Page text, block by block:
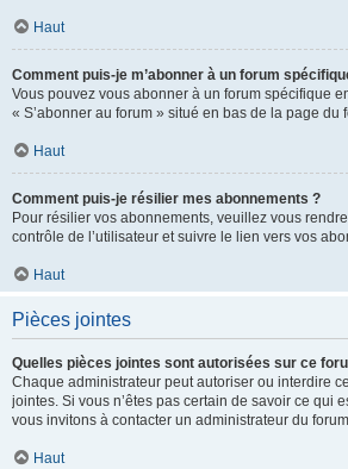
Haut
Comment puis-je m’abonner à un forum
Vous pouvez vous abonner à un forum spécifique
« S’abonner au forum » situé en bas de la page du
Haut
Comment puis-je résilier mes abonnements ?
Pour résilier vos abonnements, veuillez vous
contrôle de l’utilisateur et suivre le lien vers vos
Haut
Pièces jointes
Quelles pièces jointes sont autorisées sur ce
Chaque administrateur peut autoriser ou interdire
jointes. Si vous n’êtes pas certain de savoir ce qui
vous invitons à contacter un administrateur du
Haut